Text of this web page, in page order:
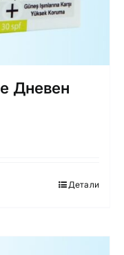
Дневен
Детали